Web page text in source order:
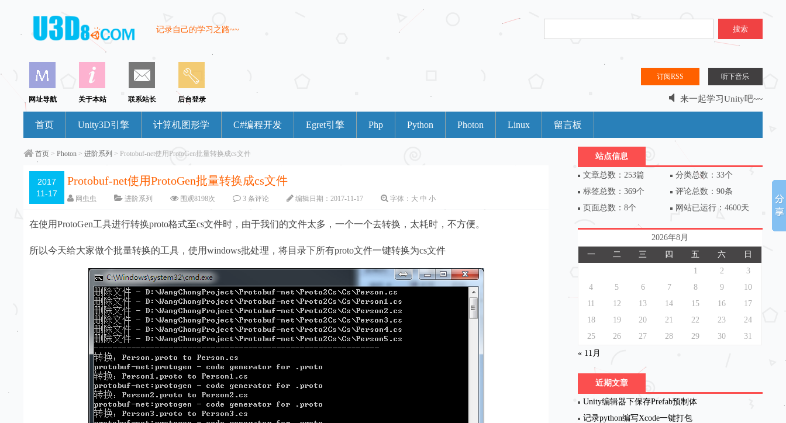
记录自己的学习之路~~ 搜索
听下音乐
订阅RSS
来一起学习Unity吧~~
分享是什么？分享是一种乐趣。。。
网址导航 关于本站 联系站长 后台登录
首页 Unity3D引擎 计算机图形学 C#编程开发 Egret引擎 Php Python Photon Linux 留言板
首页 >Photon >进阶系列 > Protobuf-net使用ProtoGen批量转换成cs文件
2017
11-17
Protobuf-net使用ProtoGen批量转换成cs文件
网虫虫 进阶系列 围观8198次 3 条评论 编辑日期：2017-11-17 字体： 大 中 小
在使用ProtoGen工具进行转换proto格式至cs文件时，由于我们的文件太多，一个一个去转换，太耗时，不方便。
所以今天给大家做个批量转换的工具，使用windows批处理，将目录下所有proto文件一键转换为cs文件
站点信息
文章总数：253篇
分类总数：33个
标签总数：369个
评论总数：90条
页面总数：8个
网站已运行：4600天
2026年8月
一
二 三 四 五 六
日
1
2
3
4
5 6 7 8 9
10
11
12 13 14 15 16
17
18
19 20 21 22 23
24
25
26 27 28 29 30
31
« 11月
近期文章
Unity编辑器下保存Prefab预制体
记录python编写Xcode一键打包